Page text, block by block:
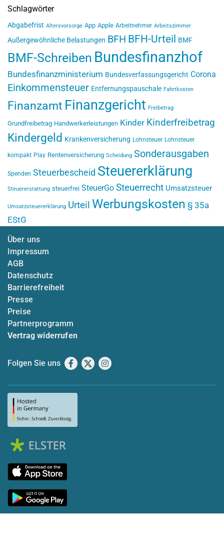
Schlagwörter
Abgabefrist Altersvorsorge App Apple Arbeitnehmer Arbeitszimmer
Außergewöhnliche Belastungen BFH BFH-Urteil BMF
BMF-Schreiben Bundesfinanzhof
Bundesfinanzministerium Bundesverfassungsgericht Corona
Einkommensteuer Entfernungspauschale Fahrtkosten
Finanzamt Finanzgericht Freibetrag
Grundfreibetrag Handwerkerleistungen Kinder Kinderfreibetrag
Kindergeld Krankenversicherung Lohnsteuer Lohnsteuer
kompakt Play Rentenversicherung Scheidung Sonderausgaben
Spenden Steuerbescheid Steuererklärung
Steuererstattung steuerfrei SteuerGo Steuerrecht Umsatzsteuer
Umsatzsteuererklärung Urteil Werbungskosten § 35a
EStG
Über uns
Impressum
AGB
Datenschutz
Barrierefreiheit
Presse
Preise
Partnerprogramm
Vertrag widerrufen
Folgen Sie uns Facebook
X Instagram